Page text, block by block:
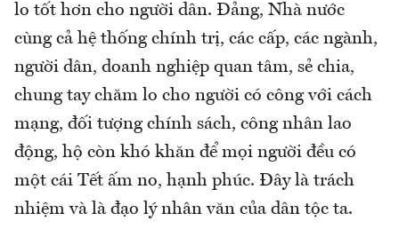
lo tốt hơn cho người dân. Đảng, Nhà nước
cùng cả hệ thống chính trị, các cấp, các ngành,
người dân, doanh nghiệp quan tâm, sẻ chia,
chung tay chăm lo cho người có công với cách
mạng, đối tượng chính sách, công nhân lao
động, hộ còn khó khăn để mọi người đều có
một cái Tết ấm no, hạnh phúc. Đây là trách
nhiệm và là đạo lý nhân văn của dân tộc ta.